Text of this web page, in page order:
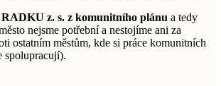
z. s. z komunitního plánu a tedy
nejsme potřební a nestojíme ani za
ostatním městům, kde si práce komunitních
spolupracují).